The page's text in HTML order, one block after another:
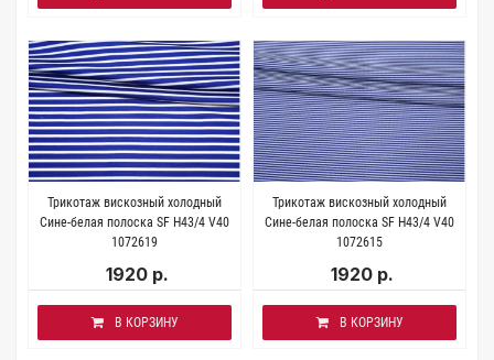
Трикотаж вискозный холодный
Сине-белая полоска SF H43/4 V40
1072619
1920 р.
В КОРЗИНУ
Трикотаж вискозный холодный
Сине-белая полоска SF H43/4 V40
1072615
1920 р.
В КОРЗИНУ